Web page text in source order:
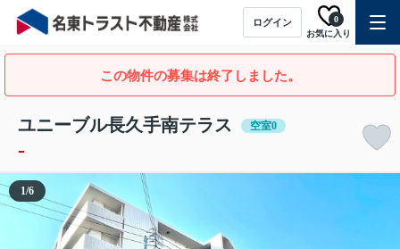
ログイン
お気に入り
0
この物件の募集は終了しました。
ユニーブル長久手南テラス 空室0
-
1/6